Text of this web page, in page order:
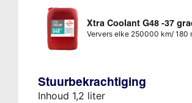
Xtra Coolant G48 -37
Ververs elke 250000 km/ 180
Stuurbekrachtiging
Inhoud 1,2 liter